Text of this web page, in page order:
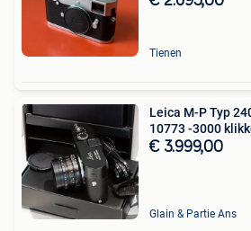
Tienen
Leica M-P Typ
10773 -3000
€ 3.999,00
Glain & Partie Ans